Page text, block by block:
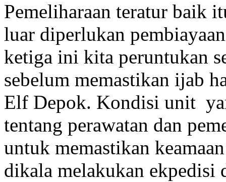
Pemeliharaan teratur baik
luar diperlukan
ketiga ini kita peruntukan
sebelum memastikan ijab
Elf Depok. Kondisi unit
tentang perawatan dan
untuk memastikan
dikala melakukan ekpedisi